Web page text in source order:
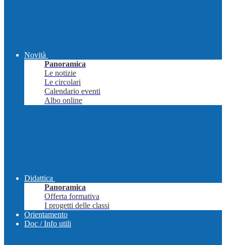
Novità
Panoramica
Le notizie
Le circolari
Calendario eventi
Albo online
Didattica
Panoramica
Offerta formativa
I progetti delle classi
Orientamento
Doc / Info utili